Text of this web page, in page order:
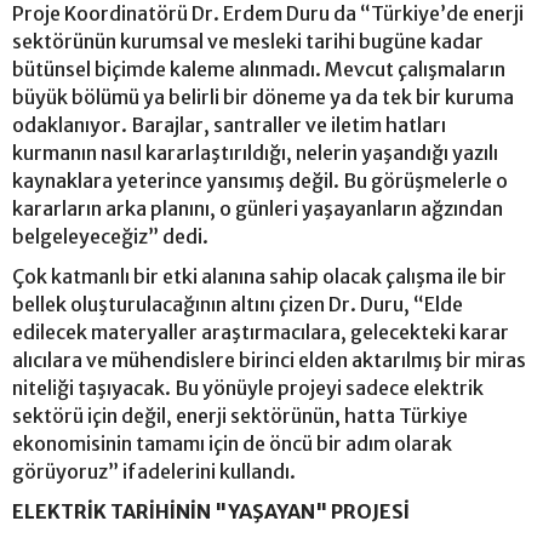
Proje Koordinatörü Dr. Erdem Duru da “Türkiye’de enerji
sektörünün kurumsal ve mesleki tarihi bugüne kadar
bütünsel biçimde kaleme alınmadı. Mevcut çalışmaların
büyük bölümü ya belirli bir döneme ya da tek bir kuruma
odaklanıyor. Barajlar, santraller ve iletim hatları
kurmanın nasıl kararlaştırıldığı, nelerin yaşandığı yazılı
kaynaklara yeterince yansımış değil. Bu görüşmelerle o
kararların arka planını, o günleri yaşayanların ağzından
belgeleyeceğiz” dedi.
Çok katmanlı bir etki alanına sahip olacak çalışma ile bir
bellek oluşturulacağının altını çizen Dr. Duru, “Elde
edilecek materyaller araştırmacılara, gelecekteki karar
alıcılara ve mühendislere birinci elden aktarılmış bir miras
niteliği taşıyacak. Bu yönüyle projeyi sadece elektrik
sektörü için değil, enerji sektörünün, hatta Türkiye
ekonomisinin tamamı için de öncü bir adım olarak
görüyoruz” ifadelerini kullandı.
ELEKTRİK TARİHİNİN "YAŞAYAN" PROJESİ